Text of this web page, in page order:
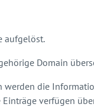
aufgelöst.
Domain
werden die
verfügen